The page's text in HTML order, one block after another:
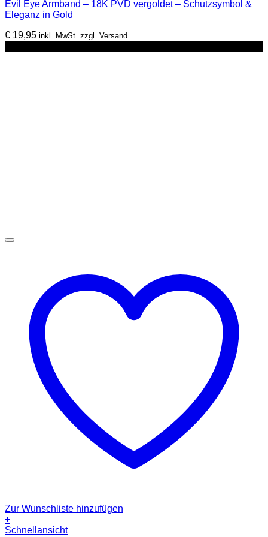
Evil Eye Armband – 18K PVD vergoldet – Schutzsymbol &
Eleganz in Gold
€ 19,95 inkl. MwSt. zzgl. Versand
Zur Wunschliste hinzufügen
+
Dieses
Schnellansicht